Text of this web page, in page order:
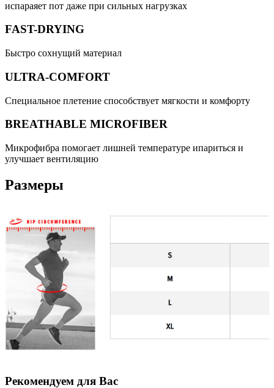
испараяет пот даже при сильных нагрузках
FAST-DRYING
Быстро сохнущий материал
ULTRA-COMFORT
Специальное плетение способствует мягкости и комфорту
BREATHABLE MICROFIBER
Микрофибра помогает лишней температуре ипариться и
улучшает вентиляцию
Размеры
Рекомендуем для Вас